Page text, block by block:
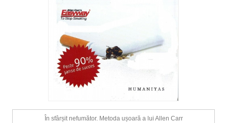
În sfârșit nefumător. Metoda ușoară a lui Allen Carr